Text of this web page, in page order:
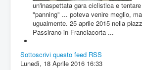
un'inaspettata gara ciclistica e
"panning" ... poteva venire meglio,
ugualmente. 25 aprile 2015 nella
Passirano in Franciacorta ...
Sottoscrivi questo feed RSS
Lunedì, 18 Aprile 2016 16:33